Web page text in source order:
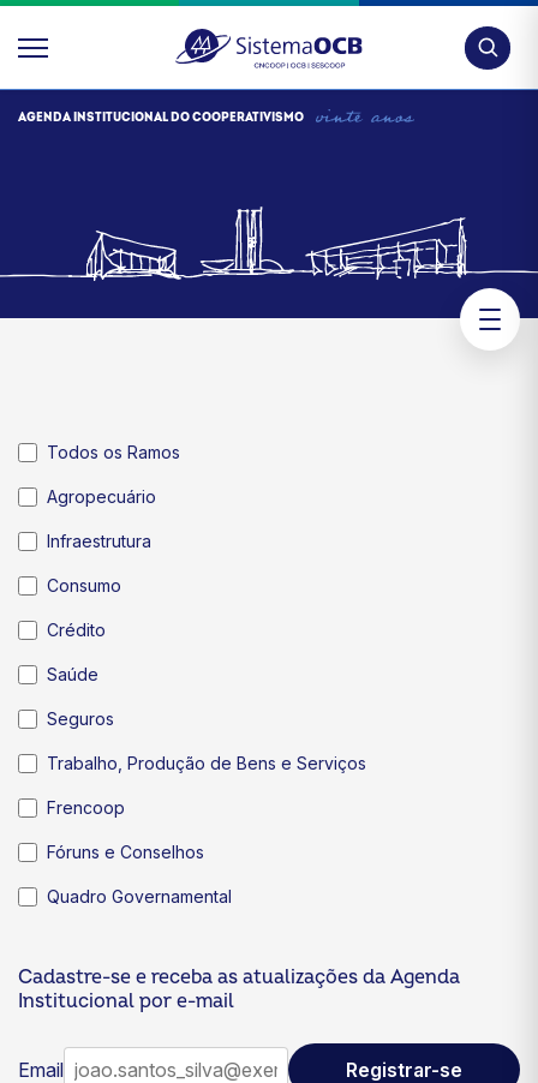
AGENDA INSTITUCIONAL DO COOPERATIVISMO
Todos os Ramos
Agropecuário
Infraestrutura
Consumo
Crédito
Saúde
Seguros
Trabalho, Produção de Bens e Serviços
Frencoop
Fóruns e Conselhos
Quadro Governamental
Cadastre-se e receba as atualizações da Agenda
Institucional por e-mail
Email Registrar-se